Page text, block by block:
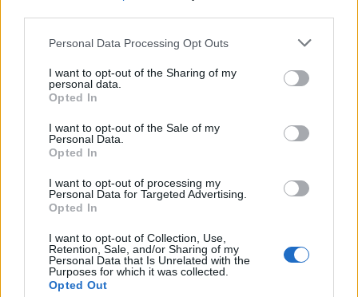
Personal Data Processing Opt Outs
I want to opt-out of the Sharing of my
personal data.
Opted In
I want to opt-out of the Sale of my
Personal Data.
Opted In
I want to opt-out of processing my
Personal Data for Targeted Advertising.
Opted In
I want to opt-out of Collection, Use,
Retention, Sale, and/or Sharing of my
Personal Data that Is Unrelated with the
Purposes for which it was collected.
Opted Out
σε τοξικότητα του κεντρικού νευρικού συστήματος και
της καρδιάς, ακόμη και στο θάνατο.
Αξιολόγησε προσεκτικά την κατάσταση και
στο μονοδείξειδιο του άνθρακα, κρατώντας την
αναπνοή σου.
Άνοιξε αμέσως παράθυρο για να επιτρέψεις την
είσοδο του οξυγόνου και την αποβολή του
μονοξειδίου.
Απομάκρυνε την πηγή του μονοξειδίου π.χ. το
μαγκάλι.
Απομάκρυνε το θύμα από το χώρο έκθεσης.